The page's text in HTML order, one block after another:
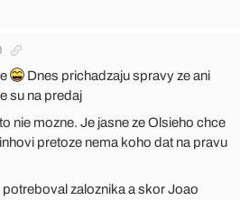
Dnes prichadzaju spravy ze ani
su na predaj
nie mozne. Je jasne ze Olsieho chce
pretoze nema koho dat na pravu
zaloznika a skor Joao